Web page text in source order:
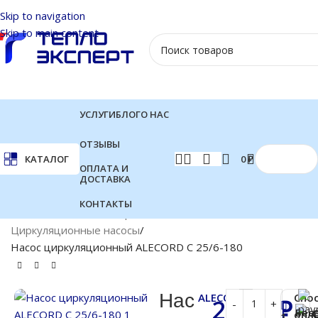
Skip to navigation
Skip to main content
КАТАЛОГ
УСЛУГИБЛОГО НАС
ОТЗЫВЫ
ОПЛАТА И
ДОСТАВКА
КОНТАКТЫ
0₽
Циркуляционные насосы
Насос циркуляционный ALECORD C 25/6-180
Нас ALECORD
2 500₽